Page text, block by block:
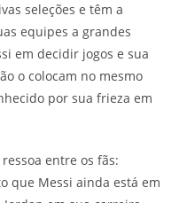
seleções e têm a
equipes a grandes
em decidir jogos e sua
o colocam no mesmo
por sua frieza em
entre os fãs:
que Messi ainda está em